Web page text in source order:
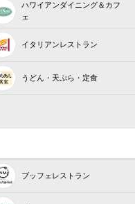
ハワイアンダイニング＆カフ
ェ
イタリアンレストラン
うどん・天ぷら・定食
ブッフェレストラン